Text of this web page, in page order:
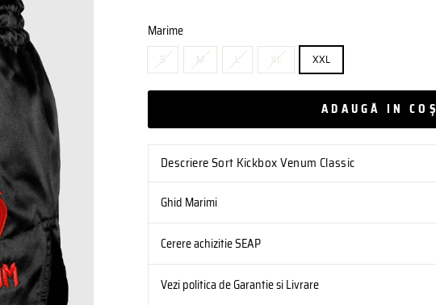
Marime
S M L XL XXL
ADAUGĂ IN COŞ
Descriere Sort Kickbox Venum Classic
Ghid Marimi
Cerere achizitie SEAP
Vezi politica de Garantie si Livrare